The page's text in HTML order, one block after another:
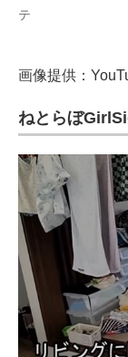
テ
画像提供：
ねとらぼ